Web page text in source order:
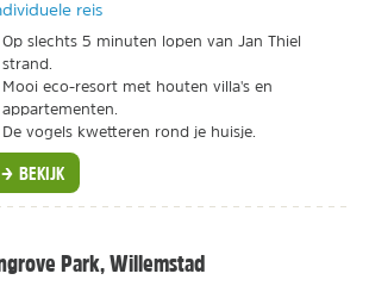
reis
Op slechts 5 minuten lopen van Jan Thiel
strand.
Mooi eco-resort met houten villa's en
appartementen.
De vogels kwetteren rond je huisje.
BEKIJK
Park, Willemstad